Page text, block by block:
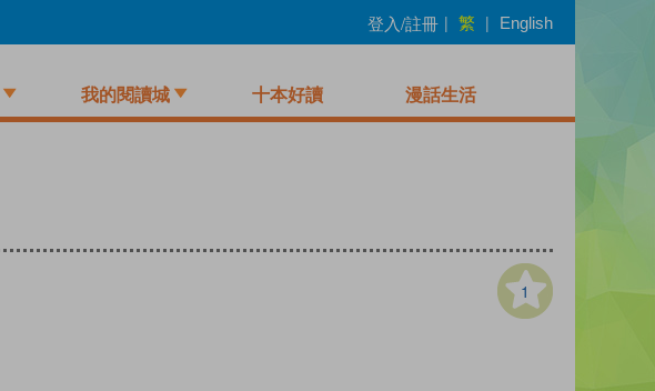
登入/註冊 | 繁 | English
我的閱讀城 十本好讀 漫話生活
1